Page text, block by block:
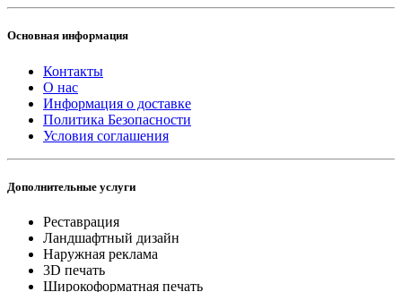
Основная информация
Контакты
О нас
Информация о доставке
Политика Безопасности
Условия соглашения
Дополнительные услуги
Реставрация
Ландшафтный дизайн
Наружная реклама
3D печать
Широкоформатная печать